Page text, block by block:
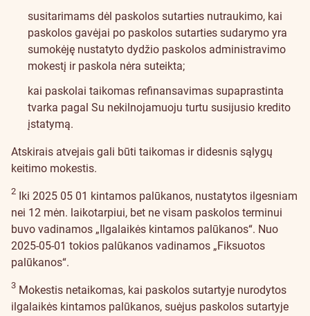
susitarimams dėl paskolos sutarties nutraukimo, kai
paskolos gavėjai po paskolos sutarties sudarymo yra
sumokėję nustatyto dydžio paskolos administravimo
mokestį ir paskola nėra suteikta;
kai paskolai taikomas refinansavimas supaprastinta
tvarka pagal Su nekilnojamuoju turtu susijusio kredito
įstatymą.
Atskirais atvejais gali būti taikomas ir didesnis sąlygų
keitimo mokestis.
2
Iki 2025 05 01 kintamos palūkanos, nustatytos ilgesniam
nei 12 mėn. laikotarpiui, bet ne visam paskolos terminui
buvo vadinamos „Ilgalaikės kintamos palūkanos“. Nuo
2025-05-01 tokios palūkanos vadinamos „Fiksuotos
palūkanos“.
3 Mokestis netaikomas, kai paskolos sutartyje nurodytos
ilgalaikės kintamos palūkanos, suėjus paskolos sutartyje